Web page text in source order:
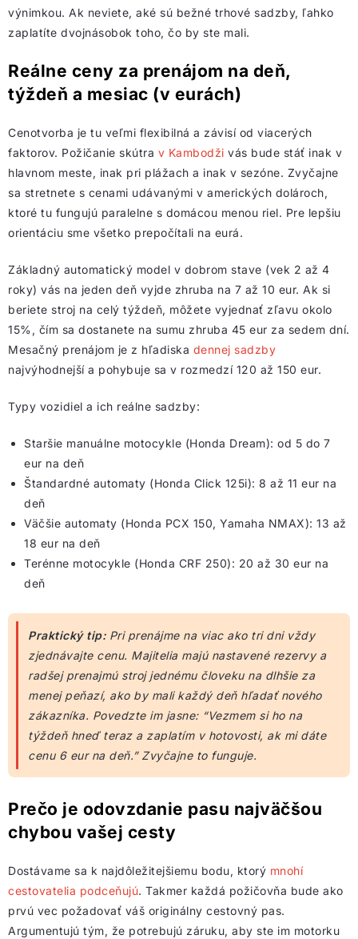
výnimkou. Ak neviete, aké sú bežné trhové sadzby, ľahko
zaplatíte dvojnásobok toho, čo by ste mali.
Reálne ceny za prenájom na deň,
týždeň a mesiac (v eurách)
Cenotvorba je tu veľmi flexibilná a závisí od viacerých
faktorov. Požičanie skútra v Kambodži vás bude stáť inak v
hlavnom meste, inak pri plážach a inak v sezóne. Zvyčajne
sa stretnete s cenami udávanými v amerických dolároch,
ktoré tu fungujú paralelne s domácou menou riel. Pre lepšiu
orientáciu sme všetko prepočítali na eurá.
Základný automatický model v dobrom stave (vek 2 až 4
roky) vás na jeden deň vyjde zhruba na 7 až 10 eur. Ak si
beriete stroj na celý týždeň, môžete vyjednať zľavu okolo
15%, čím sa dostanete na sumu zhruba 45 eur za sedem dní.
Mesačný prenájom je z hľadiska dennej sadzby
najvýhodnejší a pohybuje sa v rozmedzí 120 až 150 eur.
Typy vozidiel a ich reálne sadzby:
Staršie manuálne motocykle (Honda Dream): od 5 do 7
eur na deň
Štandardné automaty (Honda Click 125i): 8 až 11 eur na
deň
Väčšie automaty (Honda PCX 150, Yamaha NMAX): 13 až
18 eur na deň
Terénne motocykle (Honda CRF 250): 20 až 30 eur na
deň
Praktický tip:Pri prenájme na viac ako tri dni vždy
zjednávajte cenu. Majitelia majú nastavené rezervy a
radšej prenajmú stroj jednému človeku na dlhšie za
menej peňazí, ako by mali každý deň hľadať nového
zákazníka. Povedzte im jasne: “Vezmem si ho na
týždeň hneď teraz a zaplatím v hotovosti, ak mi dáte
cenu 6 eur na deň.” Zvyčajne to funguje.
Prečo je odovzdanie pasu najväčšou
chybou vašej cesty
Dostávame sa k najdôležitejšiemu bodu, ktorý mnohí
cestovatelia podceňujú. Takmer každá požičovňa bude ako
prvú vec požadovať váš originálny cestovný pas.
Argumentujú tým, že potrebujú záruku, aby ste im motorku